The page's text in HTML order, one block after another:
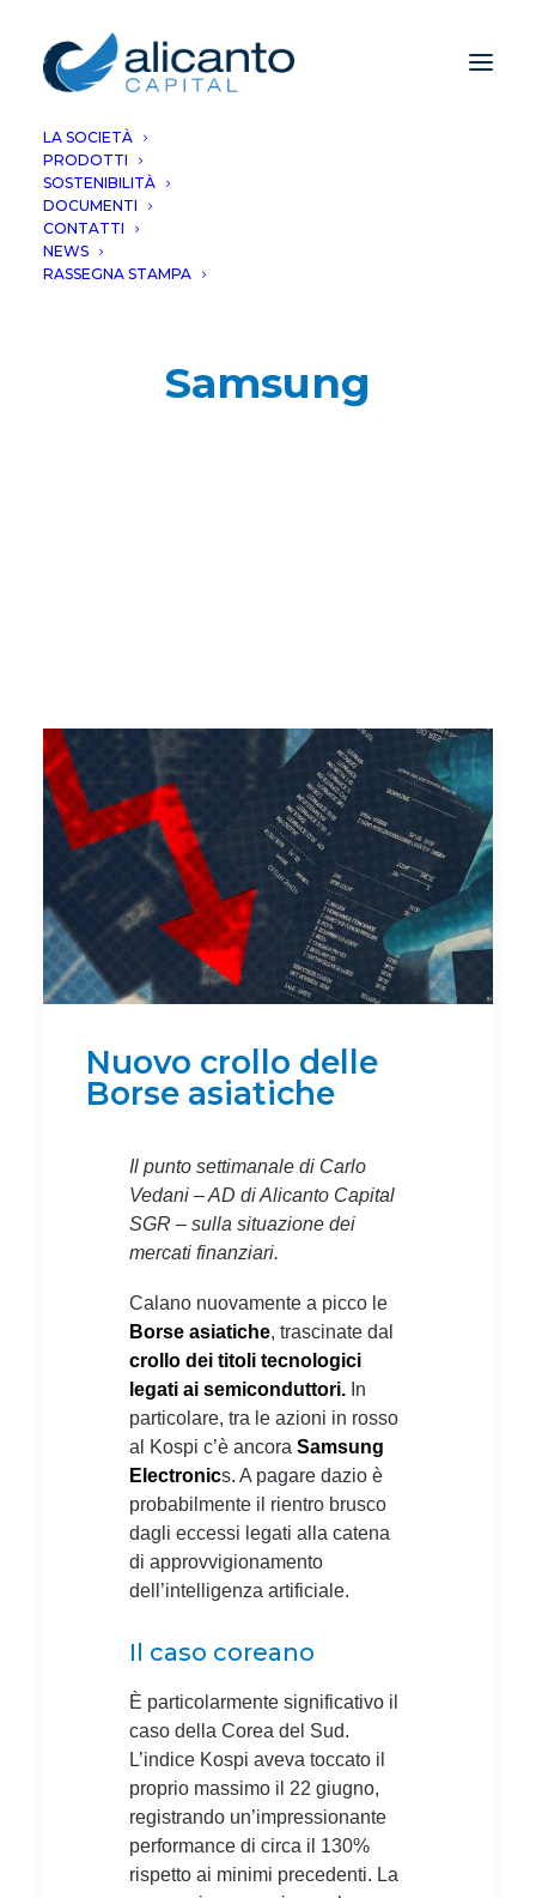
LA SOCIETÀ
PRODOTTI
SOSTENIBILITÀ
DOCUMENTI
CONTATTI
NEWS
RASSEGNA STAMPA
Samsung
Nuovo crollo delle
Borse asiatiche
Il punto settimanale di Carlo
Vedani – AD di Alicanto Capital
SGR – sulla situazione dei
mercati finanziari.
Calano nuovamente a picco le
Borse asiatiche, trascinate dal
crollo dei titoli tecnologici
legati ai semiconduttori. In
particolare, tra le azioni in rosso
al Kospi c’è ancora Samsung
Electronics. A pagare dazio è
probabilmente il rientro brusco
dagli eccessi legati alla catena
di approvvigionamento
dell’intelligenza artificiale.
Il caso coreano
È particolarmente significativo il
caso della Corea del Sud.
L’indice Kospi aveva toccato il
proprio massimo il 22 giugno,
registrando un’impressionante
performance di circa il 130%
rispetto ai minimi precedenti. La